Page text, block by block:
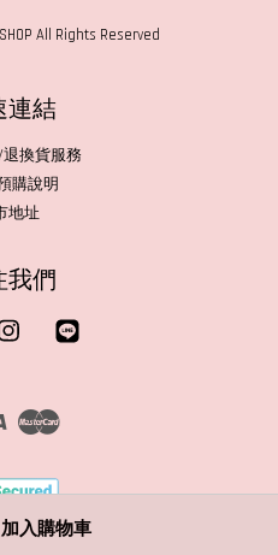
加入購物車
All Rights Reserved
連結
換貨服務
購說明
地址
我們
Instagram
Visa Master